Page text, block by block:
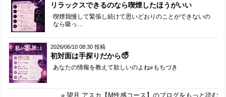
リラックスできるのなら喫煙したほうがいい
喫煙我慢して緊張し続けて思いどおりのことができないの
なら吸っ…
2026/06/10 08:30 投稿
初対面は手探りだから🥺ᩚ
あなたの情報を教えて欲しいのよね✊もちづき
» 望月 アスカ【M性感コース】のブログをもっと読む